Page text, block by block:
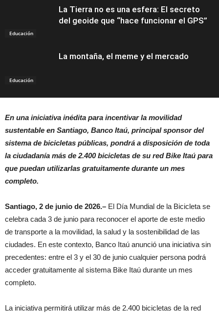
Educación
La Tierra no es una esfera: El secreto
del geoide que “hace funcionar el GPS”
Educación
La montaña, el meme y el mercado
En una iniciativa inédita para incentivar la movilidad
sustentable en Santiago, Banco Itaú, principal sponsor del
sistema de bicicletas públicas, pondrá a disposición de toda
la ciudadanía más de 2.400 bicicletas de su red Bike Itaú para
que puedan utilizarlas gratuitamente durante un mes
completo.
Santiago, 2 de junio de 2026.– El Día Mundial de la Bicicleta se
celebra cada 3 de junio para reconocer el aporte de este medio
de transporte a la movilidad, la salud y la sostenibilidad de las
ciudades. En este contexto, Banco Itaú anunció una iniciativa sin
precedentes: entre el 3 y el 30 de junio cualquier persona podrá
acceder gratuitamente al sistema Bike Itaú durante un mes
completo.
La iniciativa permitirá utilizar más de 2.400 bicicletas de la red